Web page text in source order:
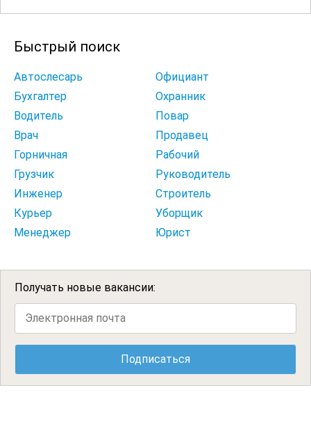
Быстрый поиск
Автослесарь
Официант
Бухгалтер
Охранник
Водитель
Повар
Врач
Продавец
Горничная
Рабочий
Грузчик
Руководитель
Инженер
Строитель
Курьер
Уборщик
Менеджер
Юрист
Получать новые вакансии: